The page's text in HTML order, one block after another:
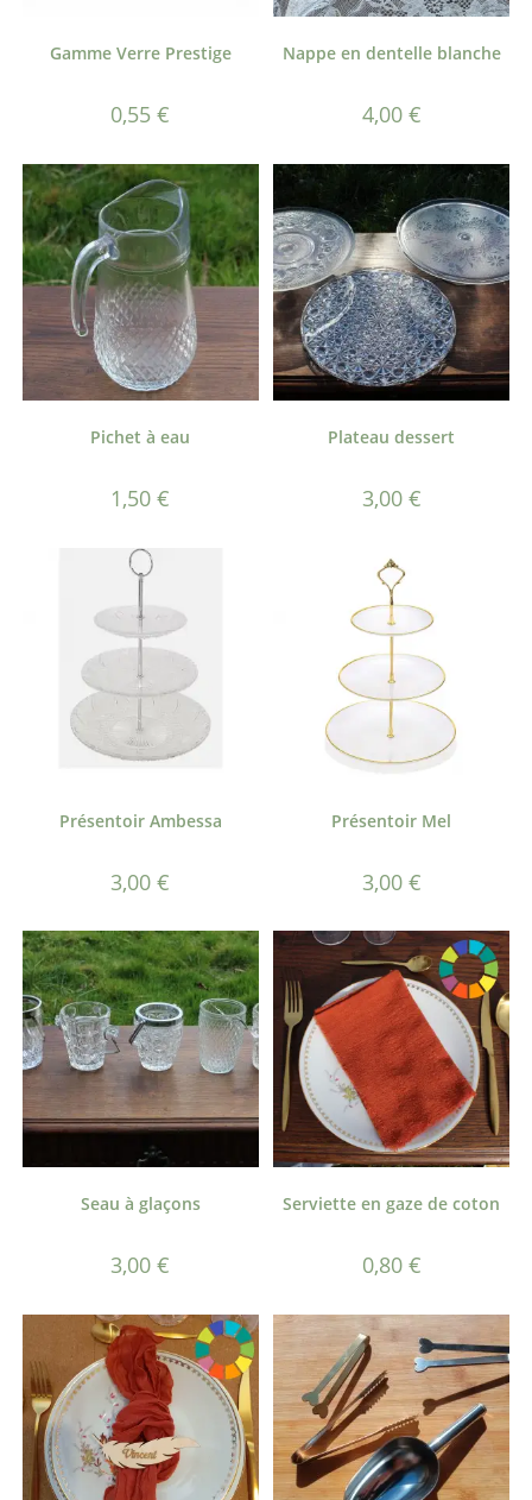
Gamme Verre Prestige
0,55€
Nappe en dentelle blanche
4,00 €
Pichet à eau
1,50€
Plateau dessert
3,00 €
Présentoir Ambessa
3,00€
Présentoir Mel
3,00 €
Seau à glaçons
3,00€
Serviette en gaze de coton
0,80 €